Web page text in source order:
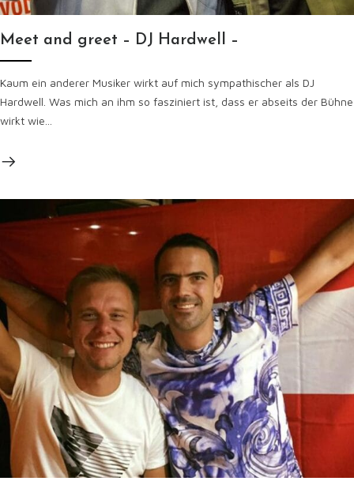
Meet and greet – DJ Hardwell –
Kaum ein anderer Musiker wirkt auf mich sympathischer als DJ
Hardwell. Was mich an ihm so fasziniert ist, dass er abseits der Bühne
wirkt wie...